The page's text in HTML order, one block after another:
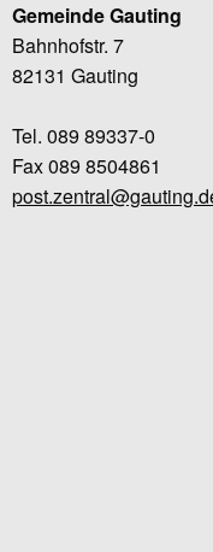
Gemeinde Gauting
Bahnhofstr. 7
82131 Gauting
Tel. 089 89337-0
Fax 089 8504861